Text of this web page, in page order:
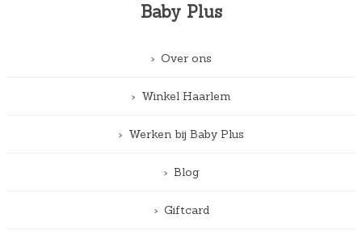
Baby Plus
Over ons
Winkel Haarlem
Werken bij Baby Plus
Blog
Giftcard